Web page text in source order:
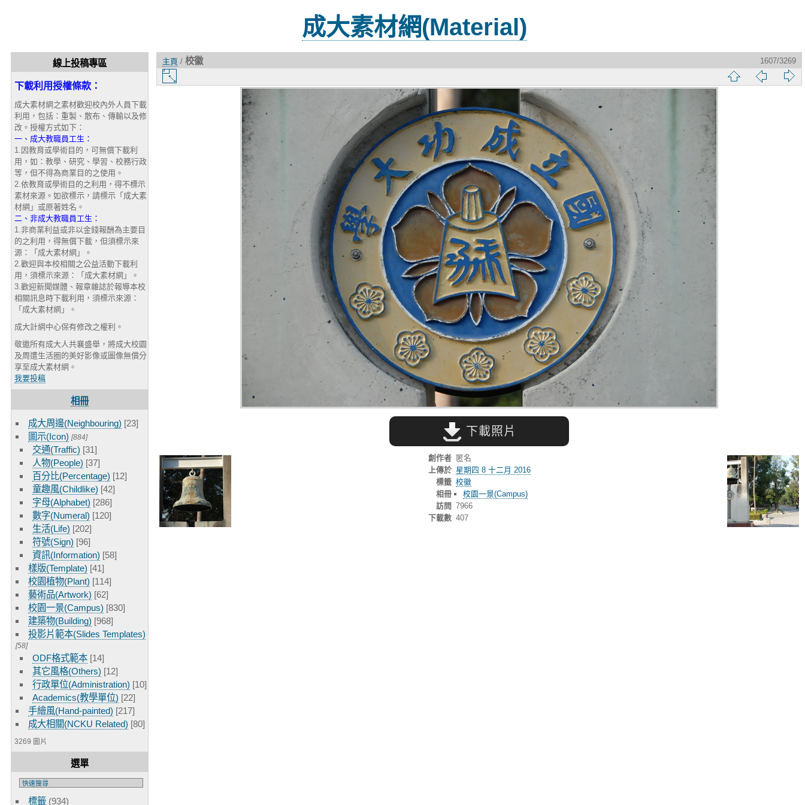
成大素材網(Material)
線上投稿專區
下載利用授權條款：
成大素材網之素材歡迎校內外人員下載
利用，包括：重製、散布、傳輸以及修
改。授權方式如下：
一、成大教職員工生：
1.因教育或學術目的，可無償下載利
用，如：教學、研究、學習、校務行政
等，但不得為商業目的之使用。
2.依教育或學術目的之利用，得不標示
素材來源。如欲標示，請標示「成大素
材網」或原著姓名。
二、非成大教職員工生：
1.非商業利益或非以金錢報酬為主要目
的之利用，得無償下載，但須標示來
源：「成大素材網」。
2.歡迎與本校相關之公益活動下載利
用，須標示來源：「成大素材網」。
3.歡迎新聞媒體、報章雜誌於報導本校
相關訊息時下載利用，須標示來源：
「成大素材網」。
成大計網中心保有修改之權利。
敬邀所有成大人共襄盛舉，將成大校園
及周遭生活圈的美好影像或圖像無償分
享至成大素材網。
我要投稿
相冊
成大周邊(Neighbouring) [23]
圖示(Icon) [884]
交通(Traffic) [31]
人物(People) [37]
百分比(Percentage) [12]
童趣風(Childlike) [42]
字母(Alphabet) [286]
數字(Numeral) [120]
生活(Life) [202]
符號(Sign) [96]
資訊(Information) [58]
樣版(Template) [41]
校園植物(Plant) [114]
藝術品(Artwork) [62]
校園一景(Campus) [830]
建築物(Building) [968]
投影片範本(Slides Templates)
[58]
ODF格式範本 [14]
其它風格(Others) [12]
行政單位(Administration) [10]
Academics(教學單位) [22]
手繪風(Hand-painted) [217]
成大相關(NCKU Related) [80]
3269 圖片
選單
標籤 (934)
主頁 / 校徽
1607/3269
略
頁
一
片
下載照片
創作者 匿名
上傳於 星期四 8 十二月 2016
標籤 校徽
相冊
校園一景(Campus)
訪問 7966
下載數 407